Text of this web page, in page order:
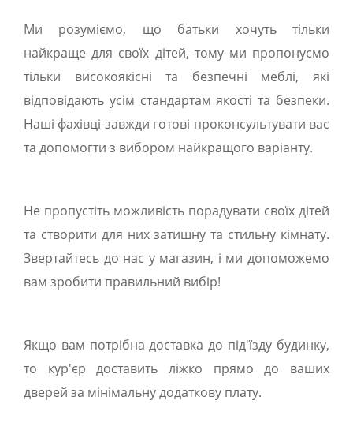
Ми розуміємо, що батьки хочуть тільки
найкраще для своїх дітей, тому ми пропонуємо
тільки високоякісні та безпечні меблі, які
відповідають усім стандартам якості та безпеки.
Наші фахівці завжди готові проконсультувати вас
та допомогти з вибором найкращого варіанту.
Не пропустіть можливість порадувати своїх дітей
та створити для них затишну та стильну кімнату.
Звертайтесь до нас у магазин, і ми допоможемо
вам зробити правильний вибір!
Якщо вам потрібна доставка до під'їзду будинку,
то кур'єр доставить ліжко прямо до ваших
дверей за мінімальну додаткову плату.